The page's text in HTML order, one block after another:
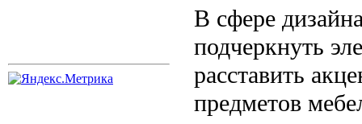
В сфере
подчеркнуть
расставить
предметов